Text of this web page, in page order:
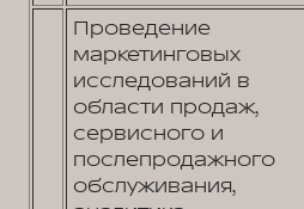
Проведение
маркетинговых
исследований в
области продаж,
сервисного и
послепродажного
обслуживания,